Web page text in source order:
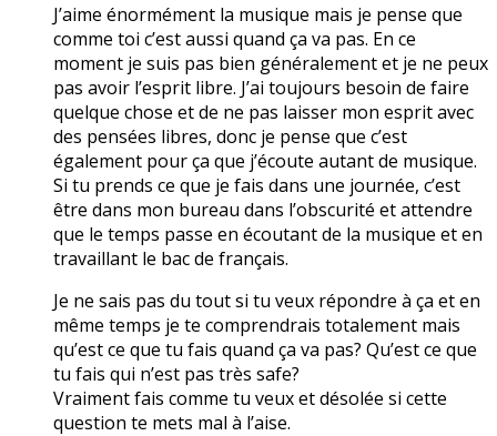
J’aime énormément la musique mais je pense que
comme toi c’est aussi quand ça va pas. En ce
moment je suis pas bien généralement et je ne peux
pas avoir l’esprit libre. J’ai toujours besoin de faire
quelque chose et de ne pas laisser mon esprit avec
des pensées libres, donc je pense que c’est
également pour ça que j’écoute autant de musique.
Si tu prends ce que je fais dans une journée, c’est
être dans mon bureau dans l’obscurité et attendre
que le temps passe en écoutant de la musique et en
travaillant le bac de français.
Je ne sais pas du tout si tu veux répondre à ça et en
même temps je te comprendrais totalement mais
qu’est ce que tu fais quand ça va pas? Qu’est ce que
tu fais qui n’est pas très safe?
Vraiment fais comme tu veux et désolée si cette
question te mets mal à l’aise.